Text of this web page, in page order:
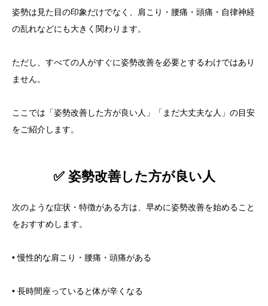
姿勢は見た目の印象だけでなく、肩こり・腰痛・頭痛・自律神経
の乱れなどにも大きく関わります。
ただし、すべての人がすぐに姿勢改善を必要とするわけではあり
ません。
ここでは「姿勢改善した方が良い人」「まだ大丈夫な人」の目安
をご紹介します。
✅ 姿勢改善した方が良い人
次のような症状・特徴がある方は、早めに姿勢改善を始めること
をおすすめします。
• 慢性的な肩こり・腰痛・頭痛がある
• 長時間座っていると体が辛くなる